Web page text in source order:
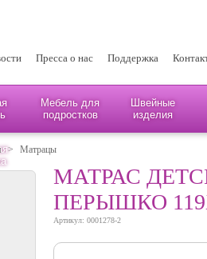
Пресса о нас Поддержка
Мебель для
подростков
Швейные
изделия
> Матрацы
МАТРАС
ПЕРЫШКО
Артикул: 0001278-2